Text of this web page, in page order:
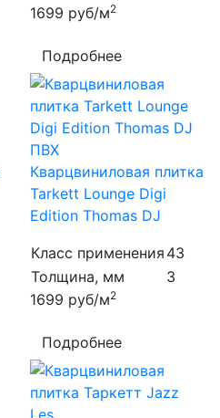
1699 руб/м2
Подробнее
ПВХ
Кварцвиниловая плитка
Tarkett Lounge Digi
Edition Thomas DJ
Класс применения 43
Толщина, мм
3
1699 руб/м2
Подробнее